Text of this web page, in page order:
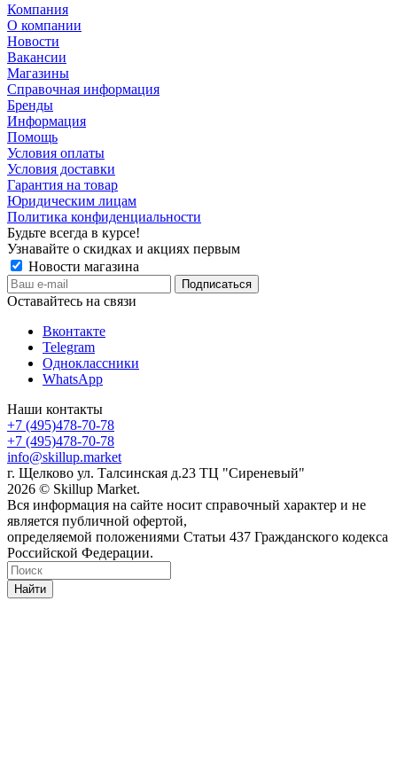
Компания
О компании
Новости
Вакансии
Магазины
Справочная информация
Бренды
Информация
Помощь
Условия оплаты
Условия доставки
Гарантия на товар
Юридическим лицам
Политика конфиденциальности
Будьте всегда в курсе!
Узнавайте о скидках и акциях первым
Новости магазина
Оставайтесь на связи
Вконтакте
Telegram
Одноклассники
WhatsApp
Наши контакты
+7 (495)478-70-78
+7 (495)478-70-78
info@skillup.market
г. Щелково ул. Талсинская д.23 ТЦ "Сиреневый"
2026 © Skillup Market.
Вся информация на сайте носит справочный характер и не
является публичной офертой,
определяемой положениями Статьи 437 Гражданского кодекса
Российской Федерации.
Найти